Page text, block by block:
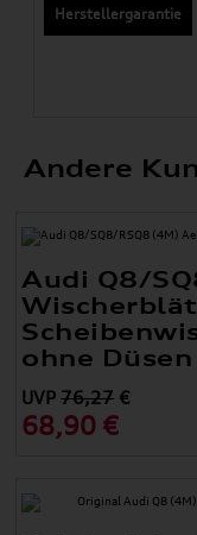
Herstellergarantie
Andere
Audi Q8/
ohne
UVP76,27 €
68,90 €